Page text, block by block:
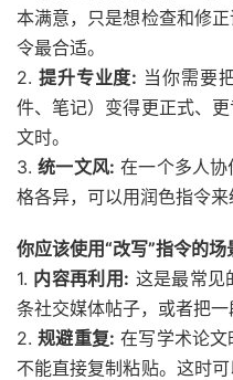
本满意，只是想检查和修
令最合适。
2. 提升专业度: 当你需要
件、笔记）变得更正式、
文时。
3.统一文风: 在一个多人
格各异，可以用润色指令来
你应该使用“改写”指令的场
1. 内容再利用: 这是最常见
条社交媒体帖子，或者把一
2.规避重复: 在写学术论
不能直接复制粘贴。这时